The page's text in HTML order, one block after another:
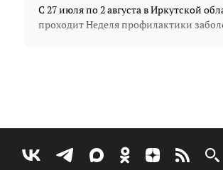
С 27 июля по 2 августа в Иркутской
проходит Неделя профилактики